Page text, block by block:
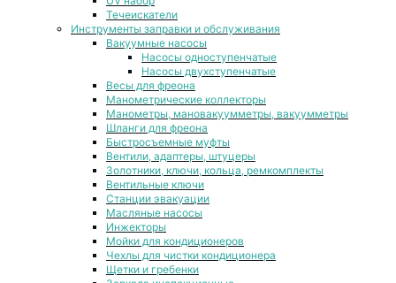
Течеискатели
Инструменты заправки и обслуживания
Вакуумные насосы
Насосы одноступенчатые
Насосы двухступенчатые
Весы для фреона
Манометрические коллекторы
Манометры, мановакуумметры, вакуумметры
Шланги для фреона
Быстросъемные муфты
Вентили, адаптеры, штуцеры
Золотники, ключи, кольца, ремкомплекты
Вентильные ключи
Станции эвакуации
Масляные насосы
Инжекторы
Мойки для кондиционеров
Чехлы для чистки кондиционера
Щетки и гребенки